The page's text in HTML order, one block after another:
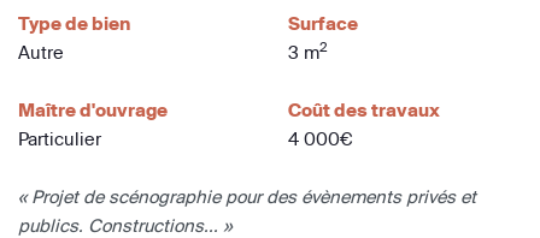
Type de bien
Autre
Surface
3 m2
Maître d'ouvrage
Particulier
Coût des travaux
4 000€
« Projet de scénographie pour des évènements privés et
publics. Constructions... »